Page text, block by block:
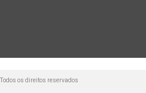
os direitos reservados